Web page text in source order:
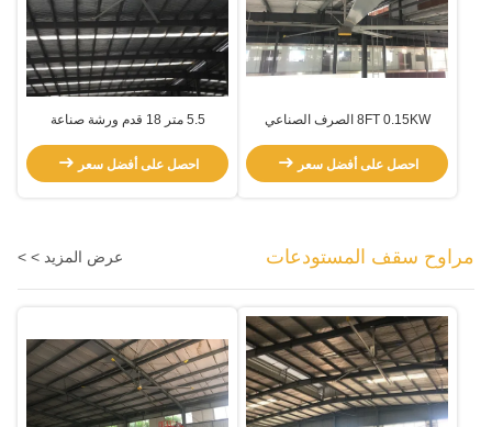
8FT 0.15KW الصرف الصناعي
احصل على أفضل سعر
5.5 متر 18 قدم ورشة صناعة
احصل على أفضل سعر
مراوح سقف المستودعات عرض المزيد > >